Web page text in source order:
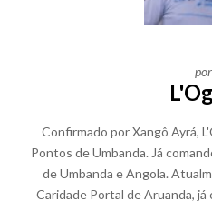
por
Confirmado por Xangô Ayrá,
Pontos de Umbanda. Já
de Umbanda e Angola.
Caridade Portal de Aruanda,